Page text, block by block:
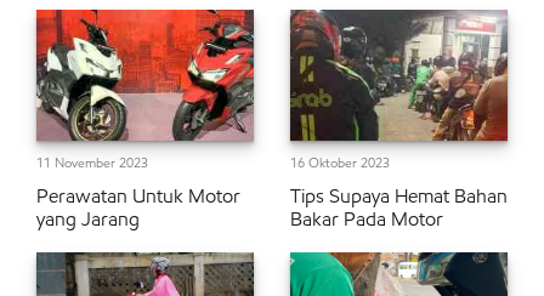
11 November 2023
Perawatan Untuk Motor
yang Jarang
16 Oktober 2023
Tips Supaya Hemat Bahan
Bakar Pada Motor